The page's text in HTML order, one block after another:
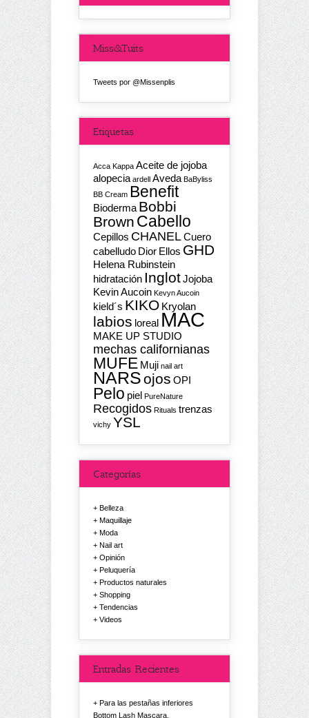
Miss&Tuits
Tweets por @Missenplis
Etiquetas
Acca Kappa Aceite de jojoba
alopecia ardell Aveda BaByliss
BB Cream Benefit
Bioderma Bobbi
Brown Cabello
Cepillos CHANELCuero
cabelludo Dior Ellos GHD
Helena Rubinstein
hidratación InglotJojoba
Kevin Aucoin Kevyn Aucoin
kield´s KIKO Kryolan
labios loreal MAC
MAKE UP STUDIO
mechas californianas
MUFE Muji nail art
NARSojos OPI
Pelo piel PureNature
Recogidos Rituals trenzas
vichy YSL
Categorías
Belleza
Maquillaje
Moda
Nail art
Opinión
Peluquería
Productos naturales
Shopping
Tendencias
Videos
Entradas Recientes
Para las pestañas inferiores
Bottom Lash Mascara.